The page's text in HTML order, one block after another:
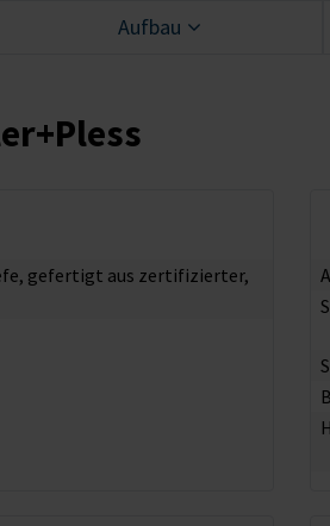
Aufbau
gefertigt aus zertifizierter,